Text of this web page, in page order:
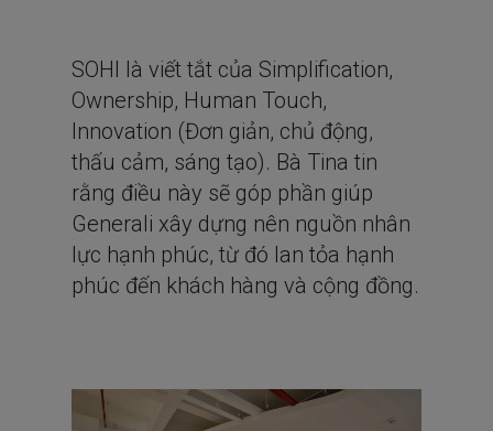
SOHI là viết tắt của Simplification,
Ownership, Human Touch,
Innovation (Đơn giản, chủ động,
thấu cảm, sáng tạo). Bà Tina tin
rằng điều này sẽ góp phần giúp
Generali xây dựng nên nguồn nhân
lực hạnh phúc, từ đó lan tỏa hạnh
phúc đến khách hàng và cộng đồng.